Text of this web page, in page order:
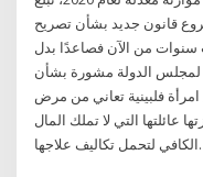
مل #هولندا مشروع قانون جديد بشأن تصريح
سنوات من الآن فصاعدًا بدل
لمجلس الدولة مشورة بشأن
لعام 2000 ، تعيش امرأة فلبينية تعاني من مرض
احتجزتها عائلتها التي لا تملك المال
الكافي لتحمل تكاليف علاجها.